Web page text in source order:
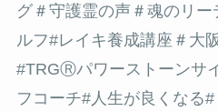
グ＃守護霊の声＃魂のリ
ルフ#レイキ養成講座＃大
#TRGⓇパワーストーンサ
フコーチ#人生が良くなる#